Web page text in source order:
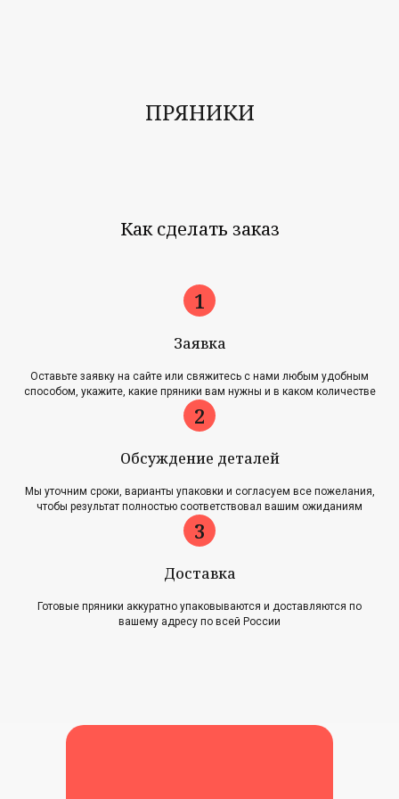
ПРЯНИКИ
Как сделать заказ
Заявка
Оставьте заявку на сайте или свяжитесь с нами любым удобным
способом, укажите, какие пряники вам нужны и в каком количестве
Обсуждение деталей
Мы уточним сроки, варианты упаковки и согласуем все пожелания,
чтобы результат полностью соответствовал вашим ожиданиям
Доставка
Готовые пряники аккуратно упаковываются и доставляются по
вашему адресу по всей России
Блог
Новости
Контакты
Наша история
Контакты